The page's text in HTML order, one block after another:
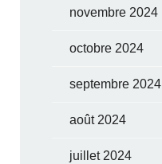
novembre 2024
octobre 2024
septembre 2024
août 2024
juillet 2024